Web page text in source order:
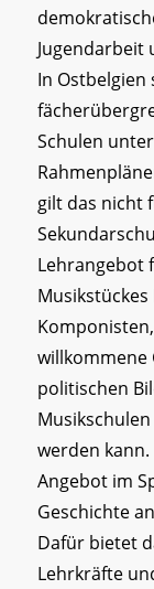
Jugendarbeit
In
Schulen
gilt das nicht
Lehrangebot
willkommene
politischen
werden
Angebot im
Geschichte
Dafür bietet
Lehrkräfte